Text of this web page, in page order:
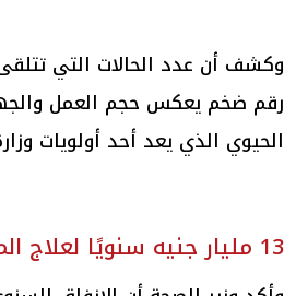
رقم ضخم يعكس حجم العمل
الحيوي الذي يعد أحد أولويات
13 مليار جنيه سنويًا لعلاج المرضى